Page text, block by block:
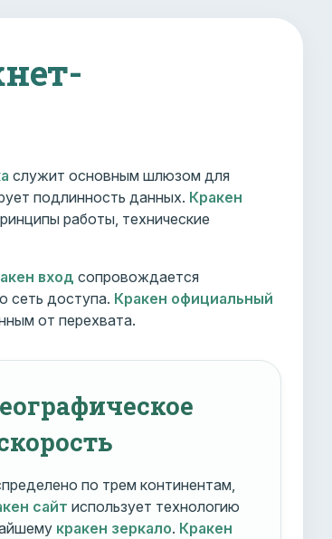
служит основным шлюзом для
подлинность данных. Кракен
работы, технические
вход сопровождается
сеть доступа. Кракен официальный
от перехвата.
по трем континентам,
сайт использует технологию
кракен зеркало. Кракен